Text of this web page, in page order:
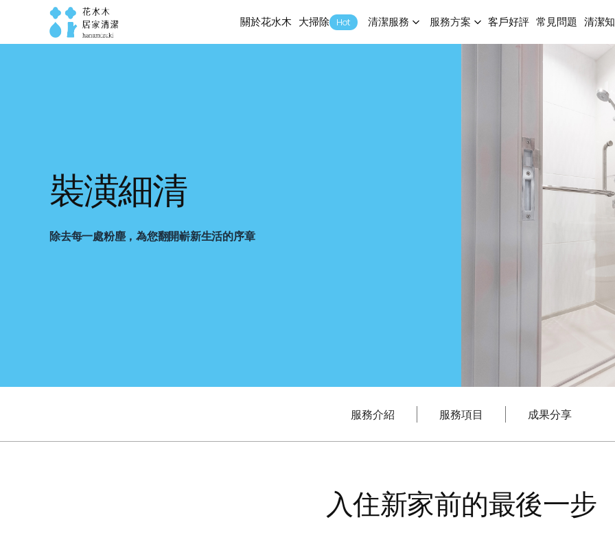
關於花水木 大掃除 Hot 清潔服務 服務方案
客戶好評 常見問題 清潔
裝潢細清
除去每一處粉塵，為您翻開嶄新生活的序章
服務介紹 服務項目 成果分享
入住新家前的最後一步